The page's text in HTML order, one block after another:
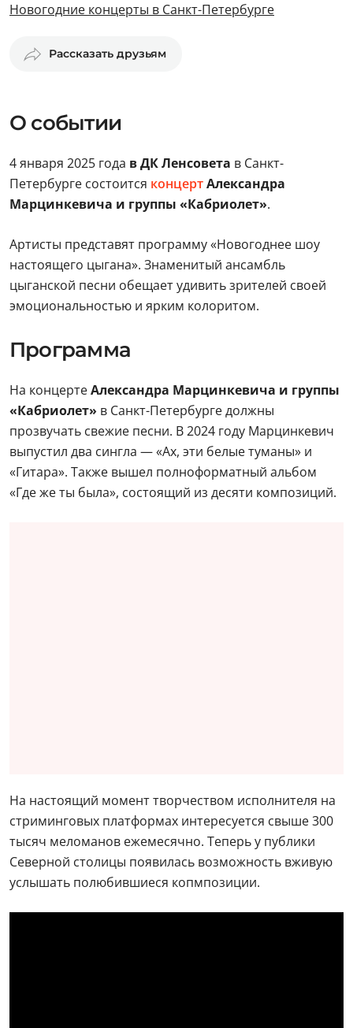
Новогодние концерты в Санкт-Петербурге
Рассказать друзьям
О событии
4 января 2025 года в ДК Ленсовета в Санкт-
Петербурге состоится концертАлександра
Марцинкевича и группы «Кабриолет».
Артисты представят программу «Новогоднее шоу
настоящего цыгана». Знаменитый ансамбль
цыганской песни обещает удивить зрителей своей
эмоциональностью и ярким колоритом.
Программа
На концертеАлександра Марцинкевича и группы
«Кабриолет» в Санкт-Петербурге должны
прозвучать свежие песни. В 2024 году Марцинкевич
выпустил два сингла — «Ах, эти белые туманы» и
«Гитара». Также вышел полноформатный альбом
«Где же ты была», состоящий из десяти композиций.
На настоящий момент творчеством исполнителя на
стриминговых платформах интересуется свыше 300
тысяч меломанов ежемесячно. Теперь у публики
Северной столицы появилась возможность вживую
услышать полюбившиеся копмпозиции.